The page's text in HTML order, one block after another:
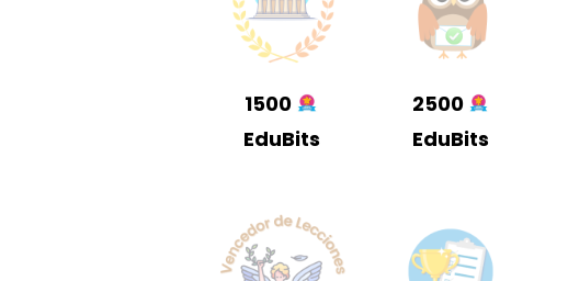
1500
EduBits
2500
EduBits